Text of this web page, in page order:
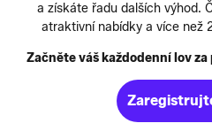
a získáte řadu dalších výhod.
atraktivní nabídky a více než
Začněte váš každodenní lov za